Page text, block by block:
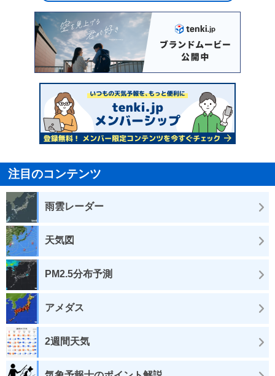
注目のコンテンツ
雨雲レーダー
天気図
PM2.5分布予測
アメダス
2週間天気